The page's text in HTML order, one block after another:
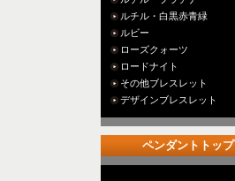
ルチル・白黒赤青緑
ルビー
ローズクォーツ
ロードナイト
その他ブレスレット
デザインブレスレット
ペンダントトップ